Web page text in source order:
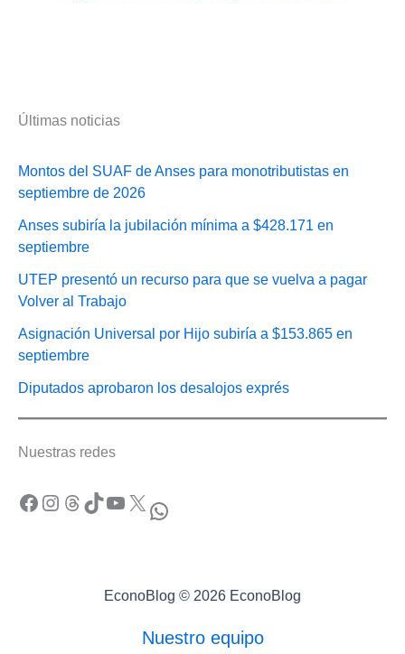
Últimas noticias
Montos del SUAF de Anses para monotributistas en
septiembre de 2026
Anses subiría la jubilación mínima a $428.171 en
septiembre
UTEP presentó un recurso para que se vuelva a pagar
Volver al Trabajo
Asignación Universal por Hijo subiría a $153.865 en
septiembre
Diputados aprobaron los desalojos exprés
Nuestras redes
Facebook Instagram Threads TikTok YouTube X WhatsApp
EconoBlog © 2026 EconoBlog
Nuestro equipo